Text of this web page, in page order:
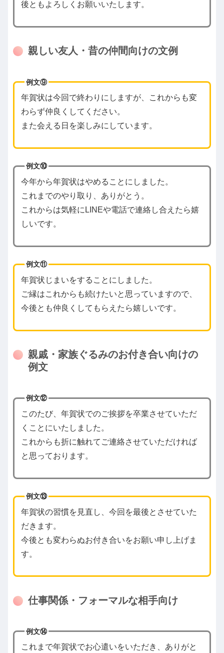
後ともよろしくお願いいたします。
親しい友人・昔の仲間向けの文例
例文⑨
年賀状は今回で終わりにしますが、これからも変
わらず仲良くしてください。
また会える日を楽しみにしています。
例文⑩
今年から年賀状はやめることにしました。
これまでのやり取り、ありがとう。
これからは気軽にLINEや電話で連絡し合えたら嬉
しいです。
例文⑪
年賀状じまいをすることにしました。
ご縁はこれからも続けたいと思っていますので、
今後とも仲良くしてもらえたら嬉しいです。
親戚・家族ぐるみのお付き合い向けの
例文
例文⑫
このたび、年賀状でのご挨拶を卒業させていただ
くことにいたしました。
これからも折に触れてご連絡させていただければ
と思っております。
例文⑬
年賀状の習慣を見直し、今回を最後とさせていた
だきます。
今後とも変わらぬお付き合いをお願い申し上げま
す。
仕事関係・フォーマルな相手向け
例文⑭
これまで年賀状でお心遣いをいただき、ありがと